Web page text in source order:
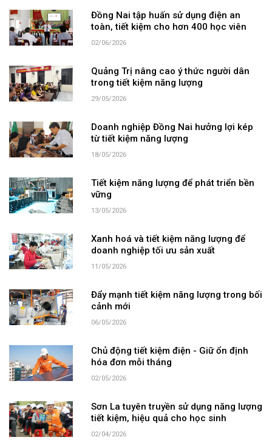
Đồng Nai tập huấn sử dụng điện an
toàn, tiết kiệm cho hơn 400 học viên
02/06/2026
Quảng Trị nâng cao ý thức người dân
trong tiết kiệm năng lượng
29/05/2026
Doanh nghiệp Đồng Nai hưởng lợi kép
từ tiết kiệm năng lượng
18/05/2026
Tiết kiệm năng lượng để phát triển bền
vững
13/05/2026
Xanh hoá và tiết kiệm năng lượng để
doanh nghiệp tối ưu sản xuất
11/05/2026
Đẩy mạnh tiết kiệm năng lượng trong bối
cảnh mới
06/05/2026
Chủ động tiết kiệm điện - Giữ ổn định
hóa đơn mỗi tháng
02/05/2026
Sơn La tuyên truyền sử dụng năng lượng
tiết kiệm, hiệu quả cho học sinh
02/04/2026